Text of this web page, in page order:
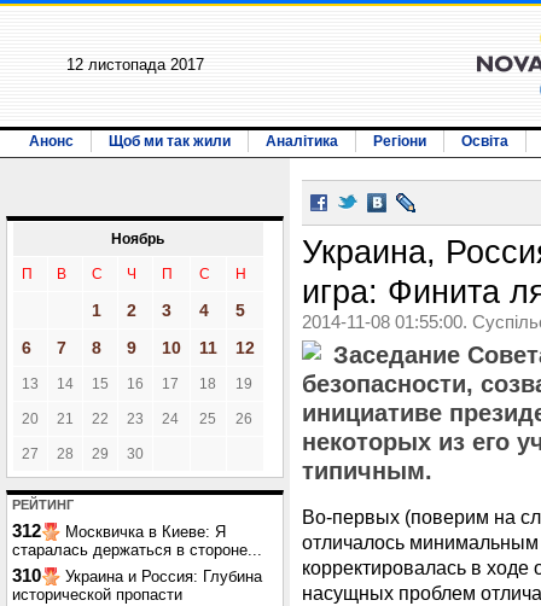
12 листопада 2017
Анонс Щоб ми так жили Аналітика Регіони Освіта
Ноябрь
П В С Ч П С Н
1 2 3 4
5
6
7 8 9 10 11 12
13 14 15 16 17 18 19
20 21 22 23 24 25 26
27 28 29 30
РЕЙТИНГ
312
Москвичка в Киеве: Я
старалась держаться в стороне...
310
Украина и Россия: Глубина
исторической пропасти
Украина,
игра: Финита
2014-11-08 01:55:00.
Заседание
безопасности,
инициативе
некоторых из его
типичным.
Во-первых (поверим на
отличалось
корректировалась в
насущных проблем